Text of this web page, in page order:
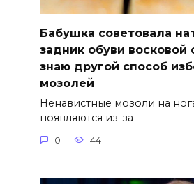
Бабушка советовала
задник обуви восковой
знаю другой способ
мозолей
Ненавистные мозоли на
появляются из-за
0 44